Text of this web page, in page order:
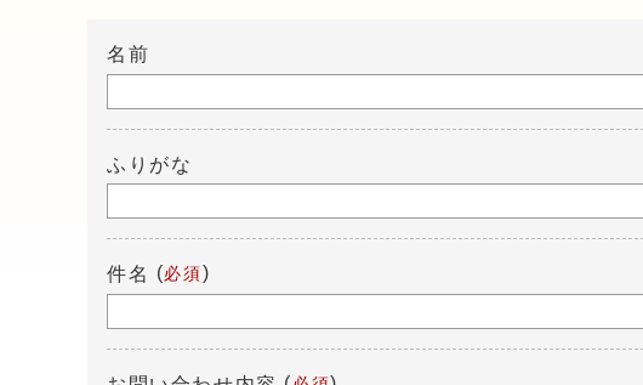
名前
ふりがな
件名 (必須 )